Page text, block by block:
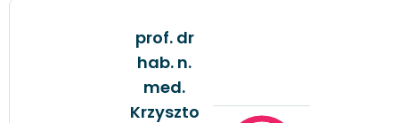
prof. dr
hab. n.
med.
Krzyszto